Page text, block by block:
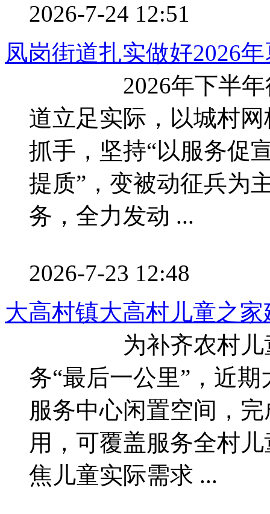
2026-7-24 12:51
凤岗街道扎实做好2026
2026年下半年征
道立足实际，以城村
抓手，坚持“以服务促
提质”，变被动征兵为
务，全力发动 ...
2026-7-23 12:48
大高村镇大高村儿童之
为补齐农村儿童
务“最后一公里”，近
服务中心闲置空间，
用，可覆盖服务全村
焦儿童实际需求 ...